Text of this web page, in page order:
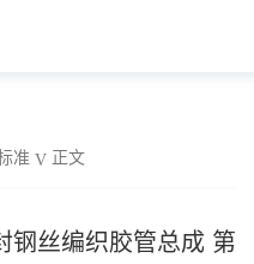
准 正文
丝编织胶管总成 第